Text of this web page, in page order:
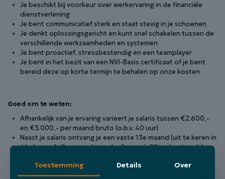
Je beschikt bij voorkeur over werkervaring in de financiële
dienstverlening
Je bent communicatief sterk en staat stevig in je schoenen
Je denkt oplossingsgericht en kunt snel schakelen tussen de
verschillende werkzaamheden en systemen
Je bent proactief, stressbestendig en een teamplayer
Je bent in het bezit van een NVI-Basis certificaat of je bent
bereid deze op korte termijn te behalen op onze kosten
Goed om te weten:
Afhankelijk van je ervaring varieert je salaris tussen €2.600,-
en €3.000,- per maand bruto (o.b.v. 40 uur)
Naast je salaris ontvang je een vaste 13e maand (uit te keren in
één keer of elke maand een deel) en ook 8% vakantiegeld
Je reiskosten met het openbaar vervoer worden 100%
vergoed (het station ligt op slechts 8 minuten lopen van ons
Toestemming Details Over